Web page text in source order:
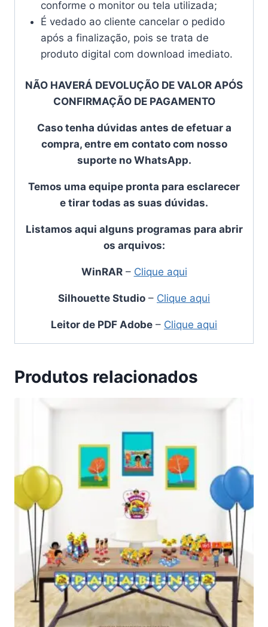
conforme o monitor ou tela utilizada;
É vedado ao cliente cancelar o pedido
após a finalização, pois se trata de
produto digital com download imediato.
NÃO HAVERÁ DEVOLUÇÃO DE VALOR APÓS
CONFIRMAÇÃO DE PAGAMENTO
Caso tenha dúvidas antes de efetuar a
compra, entre em contato com nosso
suporte no WhatsApp.
Temos uma equipe pronta para esclarecer
e tirar todas as suas dúvidas.
Listamos aqui alguns programas para abrir
os arquivos:
WinRAR– Clique aqui
Silhouette Studio – Clique aqui
Leitor de PDF Adobe – Clique aqui
Produtos relacionados